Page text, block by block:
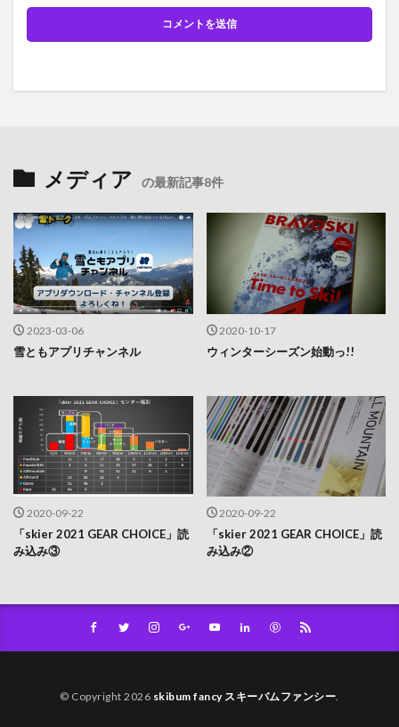
メディア の最新記事8件
2023-03-06
雪ともアプリチャンネル
2020-10-17
ウィンターシーズン始動っ!!
2020-09-22
「skier 2021 GEAR CHOICE」読
み込み③
2020-09-22
「skier 2021 GEAR CHOICE」読
み込み②
© Copyright 2026 skibum fancy スキーバムファンシー